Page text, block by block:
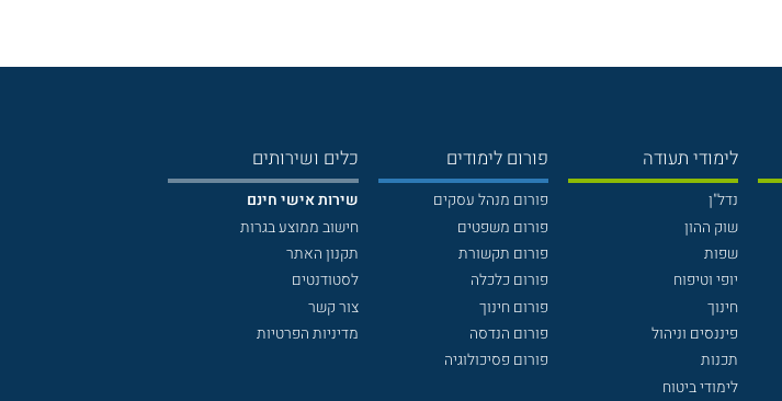
לימודי תעודה
נדל"ן
שוק ההון
שפות
יופי וטיפוח
חינוך
פיננסים וניהול
תכנות
לימודי ביטוח
פורום לימודים
פורום מנהל עסקים
פורום משפטים
פורום תקשורת
פורום כלכלה
פורום חינוך
פורום הנדסה
פורום פסיכולוגיה
כלים ושירותים
שירות אישי חינם
חישוב ממוצע בגרות
תקנון האתר
לסטודנטים
צור קשר
מדיניות הפרטיות